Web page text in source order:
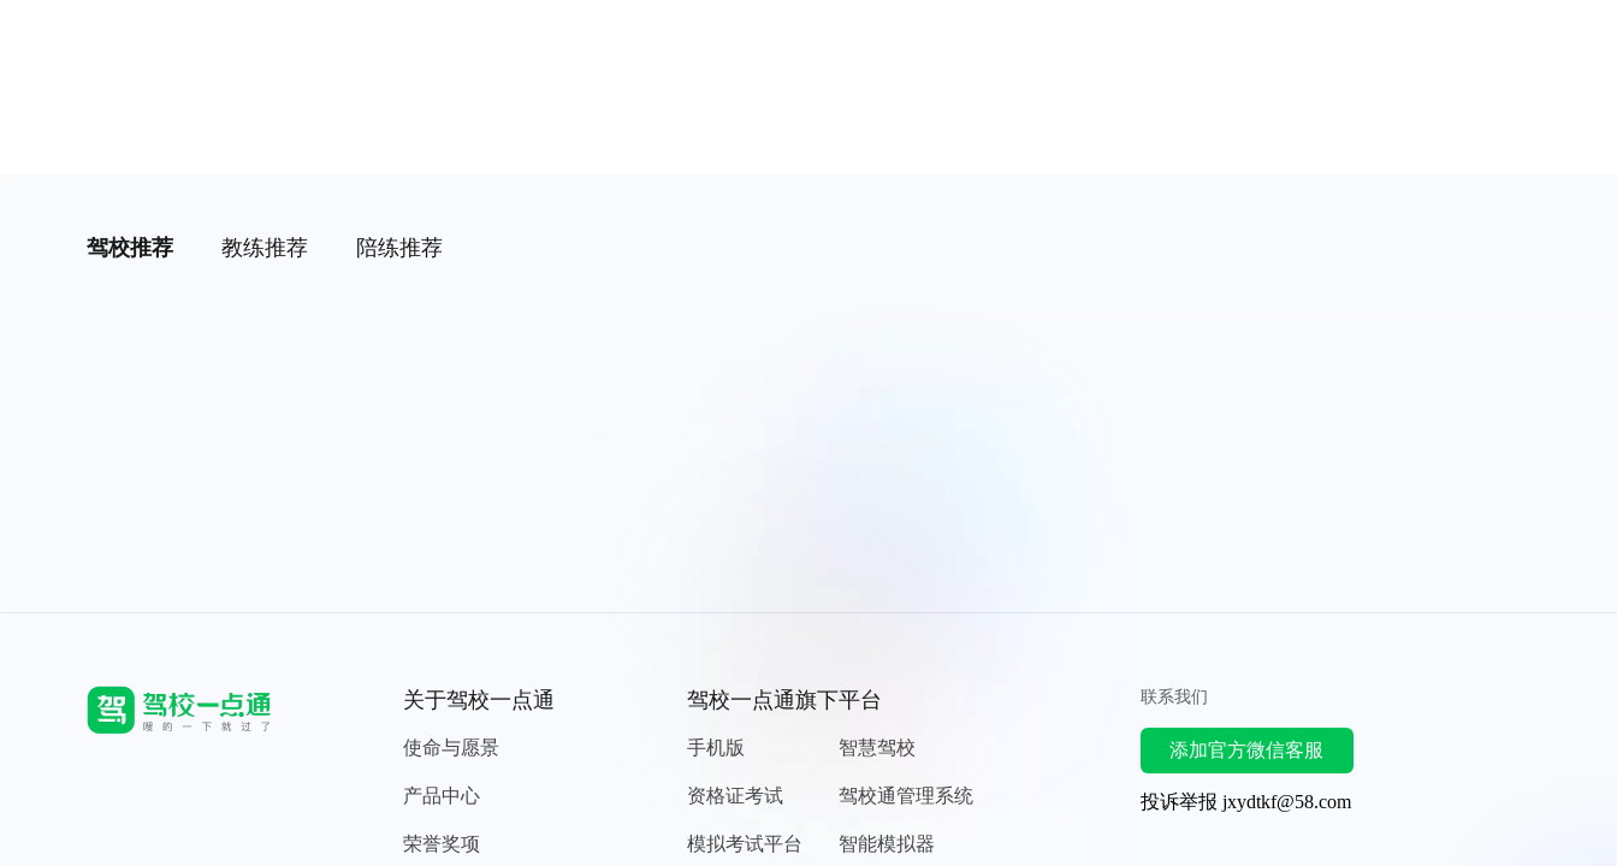
驾校推荐 教练推荐 陪练推荐
关于驾校一点通
使命与愿景
产品中心
荣誉奖项
驾校一点通旗下平台
手机版
资格证考试
模拟考试平台
智慧驾校
驾校通管理系统
智能模拟器
联系我们
添加官方微信客服
投诉举报 jxydtkf@58.com